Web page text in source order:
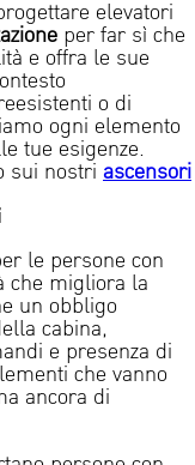
elevatori
per far sì che
e offra le sue
o di
ogni elemento
tue esigenze.
sui nostri ascensori
le persone con
che migliora la
un obbligo
cabina,
e presenza di
che vanno
ancora di